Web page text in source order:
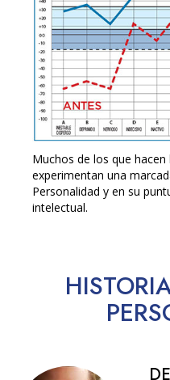
Muchos de los que
experimentan una
Personalidad y en su
intelectual.